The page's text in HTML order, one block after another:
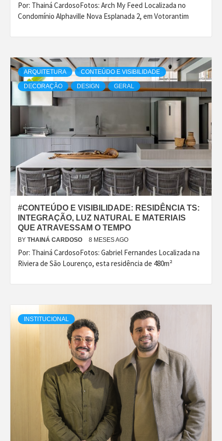
Por: Thainá CardosoFotos: Arch My Feed Localizada no
Condomínio Alphaville Nova Esplanada 2, em Votorantim
ARQUITETURA CONTEÚDO E VISIBILIDADE
DECORAÇÃO DESIGN GERAL
#CONTEÚDO E VISIBILIDADE: RESIDÊNCIA TS:
INTEGRAÇÃO, LUZ NATURAL E MATERIAIS
QUE ATRAVESSAM O TEMPO
BY THAINÁ CARDOSO 8 MESES AGO
Por: Thainá CardosoFotos: Gabriel Fernandes Localizada na
Riviera de São Lourenço, esta residência de 480m²
INSTITUCIONAL